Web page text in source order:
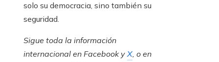
solo su democracia, sino también su
seguridad.
Sigue toda la información
internacional en FacebookyX, o en